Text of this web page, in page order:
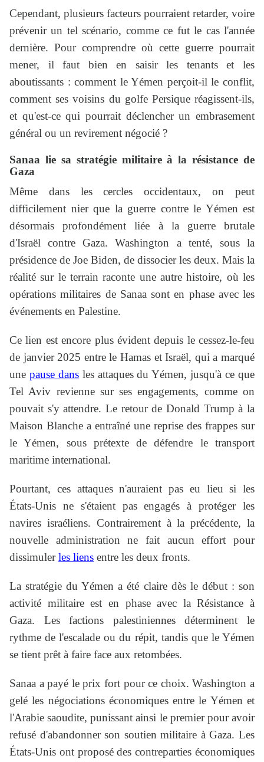
Cependant, plusieurs facteurs pourraient retarder, voire
prévenir un tel scénario, comme ce fut le cas l'année
dernière. Pour comprendre où cette guerre pourrait
mener, il faut bien en saisir les tenants et les
aboutissants : comment le Yémen perçoit-il le conflit,
comment ses voisins du golfe Persique réagissent-ils,
et qu'est-ce qui pourrait déclencher un embrasement
général ou un revirement négocié ?
Sanaa lie sa stratégie militaire à la résistance de
Gaza
Même dans les cercles occidentaux, on peut
difficilement nier que la guerre contre le Yémen est
désormais profondément liée à la guerre brutale
d'Israël contre Gaza. Washington a tenté, sous la
présidence de Joe Biden, de dissocier les deux. Mais la
réalité sur le terrain raconte une autre histoire, où les
opérations militaires de Sanaa sont en phase avec les
événements en Palestine.
Ce lien est encore plus évident depuis le cessez-le-feu
de janvier 2025 entre le Hamas et Israël, qui a marqué
une pause dansles attaques du Yémen, jusqu'à ce que
Tel Aviv revienne sur ses engagements, comme on
pouvait s'y attendre. Le retour de Donald Trump à la
Maison Blanche a entraîné une reprise des frappes sur
le Yémen, sous prétexte de défendre le transport
maritime international.
Pourtant, ces attaques n'auraient pas eu lieu si les
États-Unis ne s'étaient pas engagés à protéger les
navires israéliens. Contrairement à la précédente, la
nouvelle administration ne fait aucun effort pour
dissimulerles liens entre les deux fronts.
La stratégie du Yémen a été claire dès le début : son
activité militaire est en phase avec la Résistance à
Gaza. Les factions palestiniennes déterminent le
rythme de l'escalade ou du répit, tandis que le Yémen
se tient prêt à faire face aux retombées.
Sanaa a payé le prix fort pour ce choix. Washington a
gelé les négociations économiques entre le Yémen et
l'Arabie saoudite, punissant ainsi le premier pour avoir
refusé d'abandonner son soutien militaire à Gaza. Les
États-Unis ont proposé des contreparties économiques